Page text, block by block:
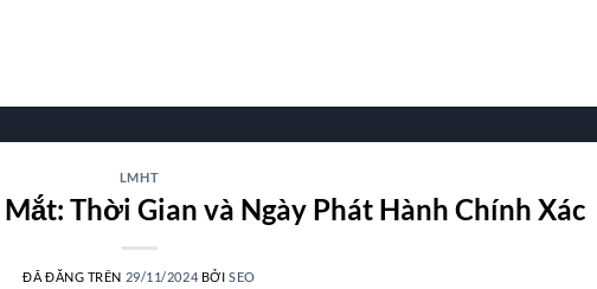
LMHT
Mắt: Thời Gian và Ngày Phát Hành Chính Xác
ĐÃ ĐĂNG TRÊN 29/11/2024 BỞI SEO